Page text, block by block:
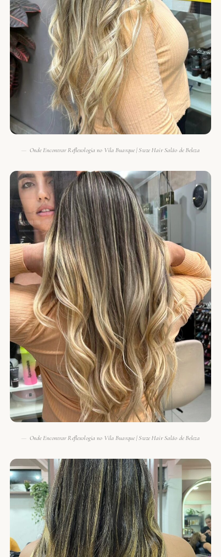
Onde Encontrar Reflexologia no Vila Buarque | Swze Hair Salão de Beleza
Onde Encontrar Reflexologia no Vila Buarque | Swze Hair Salão de Beleza